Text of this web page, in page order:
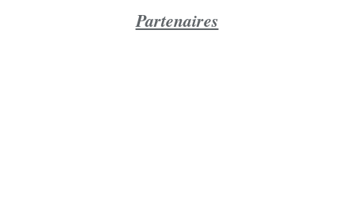
Partenaires